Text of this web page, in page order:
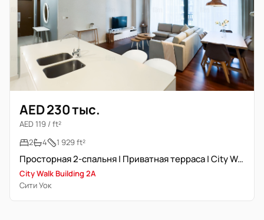
AED 230 тыс.
AED 119 / ft²
2
4 1 929 ft²
Просторная 2-спальня | Приватная терраса | City Walk
City Walk Building 2A
Сити Уок